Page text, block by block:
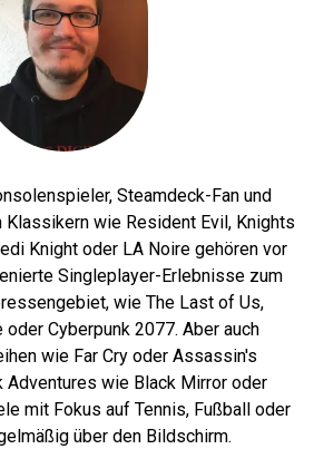
Steamdeck-Fan und
Klassikern wie Resident Evil, Knights
Knight oder LA Noire gehören vor
Singleplayer-Erlebnisse zum
wie The Last of Us,
oder Cyberpunk 2077. Aber auch
wie Far Cry oder Assassin's
Adventures wie Black Mirror oder
mit Fokus auf Tennis, Fußball oder
über den Bildschirm.